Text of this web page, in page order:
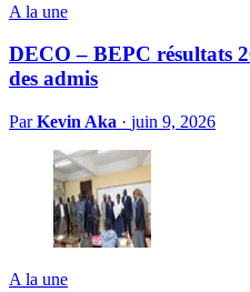
A la une
DECO – BEPC résultats
des admis
ParKevin Aka · juin 9, 2026
A la une